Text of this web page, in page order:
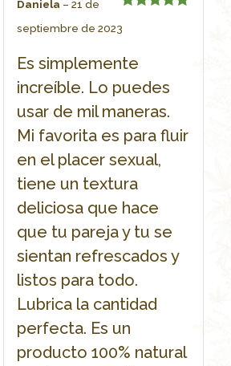
out of 5
Daniela – 21 de
septiembre de 2023
Es simplemente
increíble. Lo puedes
usar de mil maneras.
Mi favorita es para fluir
en el placer sexual,
tiene un textura
deliciosa que hace
que tu pareja y tu se
sientan refrescados y
listos para todo.
Lubrica la cantidad
perfecta. Es un
producto 100% natural